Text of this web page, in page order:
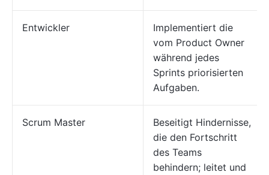
Entwickler
Implementiert die
vom Product Owner
während jedes
Sprints priorisierten
Aufgaben.
Scrum Master
Beseitigt Hindernisse,
die den Fortschritt
des Teams
behindern; leitet und